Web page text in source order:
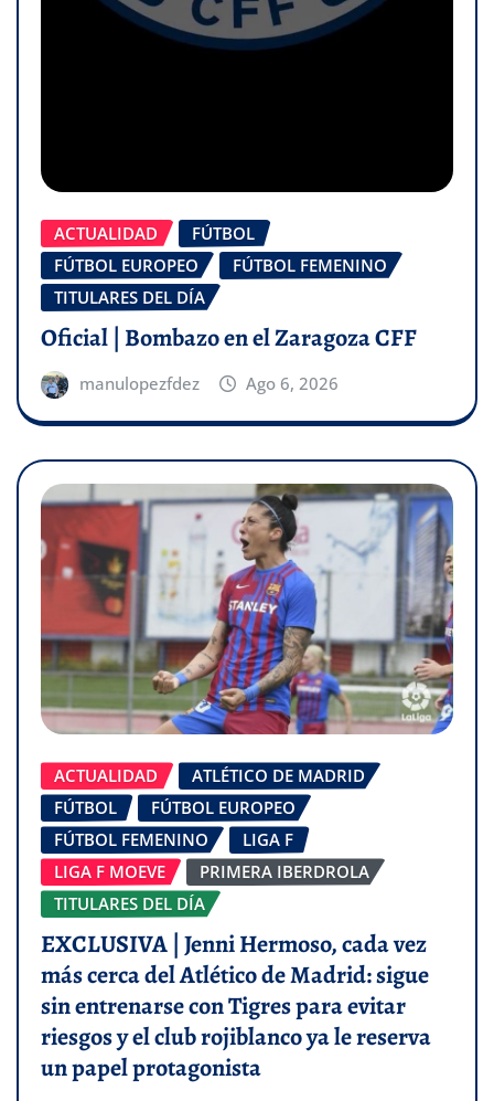
ACTUALIDAD
FÚTBOL
FÚTBOL EUROPEO
FÚTBOL FEMENINO
TITULARES DEL DÍA
Oficial | Bombazo en el Zaragoza CFF
manulopezfdez Ago 6, 2026
ACTUALIDAD
ATLÉTICO DE MADRID
FÚTBOL
FÚTBOL EUROPEO
FÚTBOL FEMENINO
LIGA F
LIGA F MOEVE
PRIMERA IBERDROLA
TITULARES DEL DÍA
EXCLUSIVA | Jenni Hermoso, cada vez
más cerca del Atlético de Madrid: sigue
sin entrenarse con Tigres para evitar
riesgos y el club rojiblanco ya le reserva
un papel protagonista